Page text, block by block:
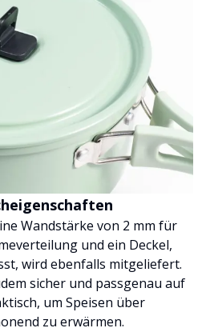
Wandstärke von 2 mm für
und ein Deckel,
wird ebenfalls mitgeliefert.
sicher und passgenau auf
um Speisen über
zu erwärmen.